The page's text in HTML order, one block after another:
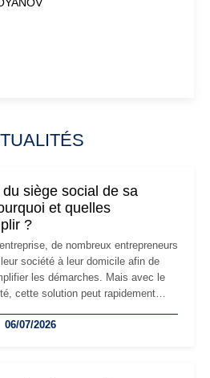
siège social de sa
et quelles
?
de nombreux entrepreneurs
société à leur domicile afin de
les démarches. Mais avec le
cette solution peut rapidement
image de marque… Le
06/07/2026